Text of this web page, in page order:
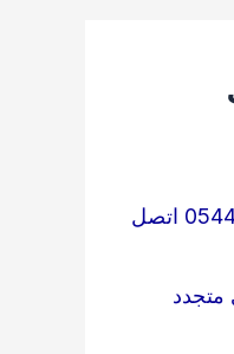
كهربائى تبوك 0544790034 اتصل